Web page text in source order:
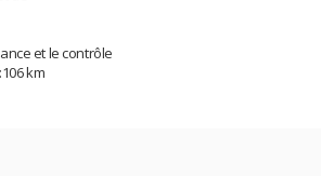
et le contrôle
km